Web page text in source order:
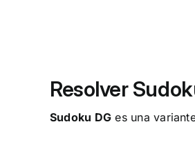
Resolver
Sudoku DG es una